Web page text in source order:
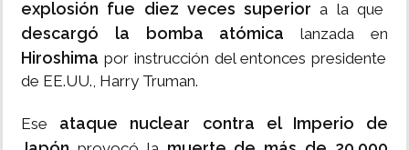
explosión fue diez veces superior a la que
descargó la bomba atómica lanzada en
Hiroshima por instrucción del entonces presidente
de EE.UU., Harry Truman.
Ese ataque nuclear contra el Imperio de